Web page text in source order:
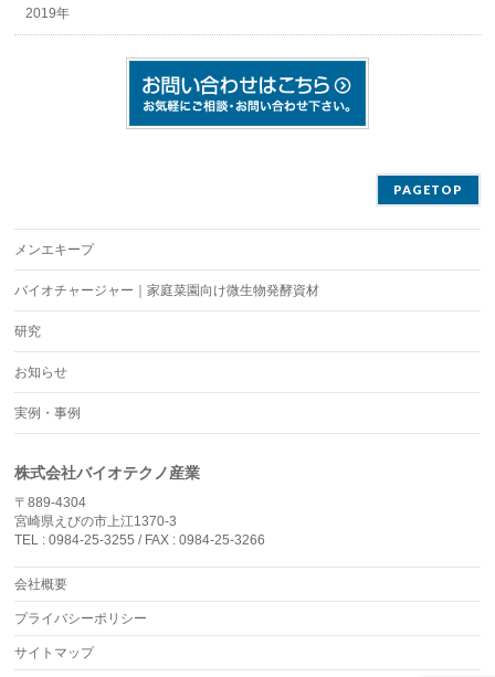
2019年
PAGETOP
メンエキープ
バイオチャージャー｜家庭菜園向け微生物発酵資材
研究
お知らせ
実例・事例
株式会社バイオテクノ産業
〒889-4304
宮崎県えびの市上江1370-3
TEL : 0984-25-3255 / FAX : 0984-25-3266
会社概要
プライバシーポリシー
サイトマップ